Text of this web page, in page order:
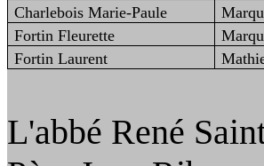
Charlebois Marie‑Paule
Fortin Fleurette
Fortin Laurent
L'abbé René